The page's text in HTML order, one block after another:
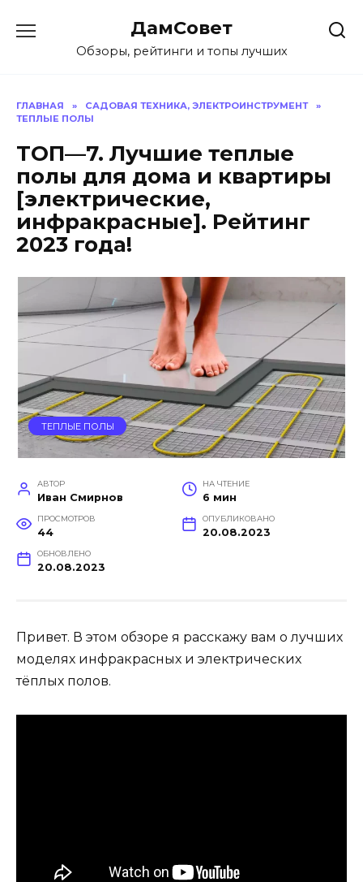
содержанию
ДамСовет
Обзоры, рейтинги и топы лучших
ГЛАВНАЯ » САДОВАЯ ТЕХНИКА, ЭЛЕКТРОИНСТРУМЕНТ
»
ТЕПЛЫЕ ПОЛЫ
ТОП—7. Лучшие теплые
полы для дома и квартиры
[электрические,
инфракрасные]. Рейтинг
2023 года!
ТЕПЛЫЕ ПОЛЫ
АВТОР
Иван Смирнов
НА ЧТЕНИЕ
6 мин
ПРОСМОТРОВ
44
ОПУБЛИКОВАНО
20.08.2023
ОБНОВЛЕНО
20.08.2023
Привет. В этом обзоре я расскажу вам о лучших
моделях инфракрасных и электрических
тёплых полов.